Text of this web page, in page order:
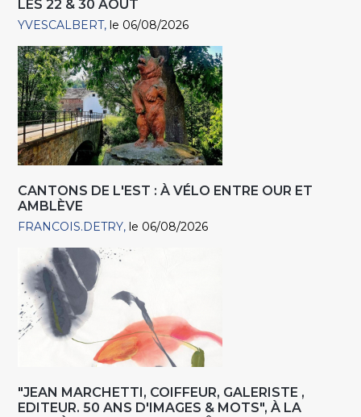
LES 22 & 30 AOÛT
YVESCALBERT le 06/08/2026
CANTONS DE L'EST : À VÉLO ENTRE OUR ET
AMBLÈVE
FRANCOIS.DETRY le 06/08/2026
"JEAN MARCHETTI, COIFFEUR, GALERISTE ,
EDITEUR. 50 ANS D'IMAGES & MOTS", À LA